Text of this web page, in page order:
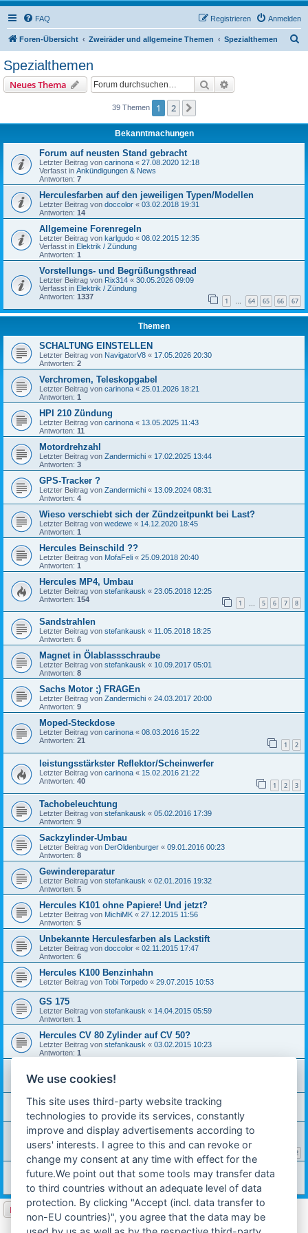
FAQ Anmelden
Registrieren
Foren-Übersicht Zweiräder und allgemeine Themen Spezialthemen
Spezialthemen
Neues Thema Suche
39 Themen 1 2
Bekanntmachungen
Forum auf neusten Stand gebracht
Letzter Beitrag von carinona « 27.08.2020 12:18
Verfasst in Ankündigungen & News
Antworten: 7
Herculesfarben auf den jeweiligen Typen/Modellen
Letzter Beitrag von doccolor « 03.02.2018 19:31
Antworten: 14
Allgemeine Forenregeln
Letzter Beitrag von karlgudo « 08.02.2015 12:35
Verfasst in Elektrik / Zündung
Antworten: 1
Vorstellungs- und Begrüßungsthread
Letzter Beitrag von Rix314 « 30.05.2026 09:09
Verfasst in Elektrik / Zündung
Antworten: 1337 1 … 64 65 66 67
Themen
SCHALTUNG EINSTELLEN
Letzter Beitrag von NavigatorV8 « 17.05.2026 20:30
Antworten: 2
Verchromen, Teleskopgabel
Letzter Beitrag von carinona « 25.01.2026 18:21
Antworten: 1
HPI 210 Zündung
Letzter Beitrag von carinona « 13.05.2025 11:43
Antworten: 11
Motordrehzahl
Letzter Beitrag von Zandermichi « 17.02.2025 13:44
Antworten: 3
GPS-Tracker ?
Letzter Beitrag von Zandermichi « 13.09.2024 08:31
Antworten: 4
Wieso verschiebt sich der Zündzeitpunkt bei Last?
Letzter Beitrag von wedewe « 14.12.2020 18:45
Antworten: 1
Hercules Beinschild ??
Letzter Beitrag von MofaFeli « 25.09.2018 20:40
Antworten: 1
Hercules MP4, Umbau
Letzter Beitrag von stefankausk « 23.05.2018 12:25
Antworten: 154 1 5 6 7 8
Sandstrahlen
Letzter Beitrag von stefankausk « 11.05.2018 18:25
Antworten: 6
Magnet in Ölablassschraube
Letzter Beitrag von stefankausk « 10.09.2017 05:01
Antworten: 8
Sachs Motor ;) FRAGEn
Letzter Beitrag von Zandermichi « 24.03.2017 20:00
Antworten: 9
Moped-Steckdose
Letzter Beitrag von carinona « 08.03.2016 15:22
Antworten: 21 1 2
leistungsstärkster Reflektor/Scheinwerfer
Letzter Beitrag von carinona « 15.02.2016 21:22
Antworten: 40 1 2 3
Tachobeleuchtung
Letzter Beitrag von stefankausk « 05.02.2016 17:39
Antworten: 9
Sackzylinder-Umbau
Letzter Beitrag von DerOldenburger « 09.01.2016 00:23
Antworten: 8
Gewindereparatur
Letzter Beitrag von stefankausk « 02.01.2016 19:32
Antworten: 5
Hercules K101 ohne Papiere! Und jetzt?
Letzter Beitrag von MichiMK « 27.12.2015 11:56
Antworten: 5
Unbekannte Herculesfarben als Lackstift
Letzter Beitrag von doccolor « 02.11.2015 17:47
Antworten: 6
Hercules K100 Benzinhahn
Letzter Beitrag von Tobi Torpedo « 29.07.2015 10:53
GS 175
Letzter Beitrag von stefankausk « 14.04.2015 05:59
Antworten: 1
Hercules CV 80 Zylinder auf CV 50?
Letzter Beitrag von stefankausk « 03.02.2015 10:23
Antworten: 1
Letzter Beitrag voncarinona
Antworten:
Kettenflucht
Letzter Beitrag von stefankausk 28.01.2015 09:13
Hercules mp4 Tank lackieren
Letzter Beitrag von stefankausk « 26.12.2014 11:12
Antworten:23 2
Übersetzungsverhältnis...Rechnung?
Letzter Beitrag von
29.08.2014 18:40
Antworten:4
Neues Thema
39 Themen 1 2 Nächste
We use cookies!
This site uses third-party website tracking
technologies to provide its services, constantly
improve and display advertisements according to
users' interests. I agree to this and can revoke or
change my consent at any time with effect for the
future.We point out that some tools may transfer data
to third countries without an adequate level of data
protection. By clicking "Accept (incl. data transfer to
non-EU countries)", you agree that the data may be